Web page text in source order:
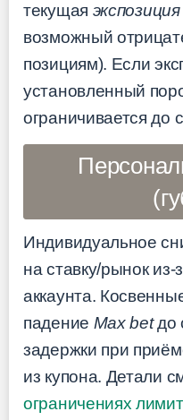
текущая экспозиция
возможный
позициям). Если
установленный
ограничивается до
Индивидуальное
на ставку/рынок
аккаунта.
падение Max betдо
задержки при
из купона. Детали
ограничениях